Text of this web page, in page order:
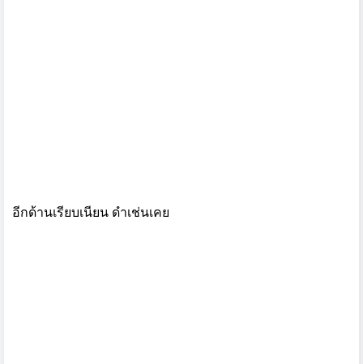
อีกด้านเรียบเนียน ดำเช่นเคย